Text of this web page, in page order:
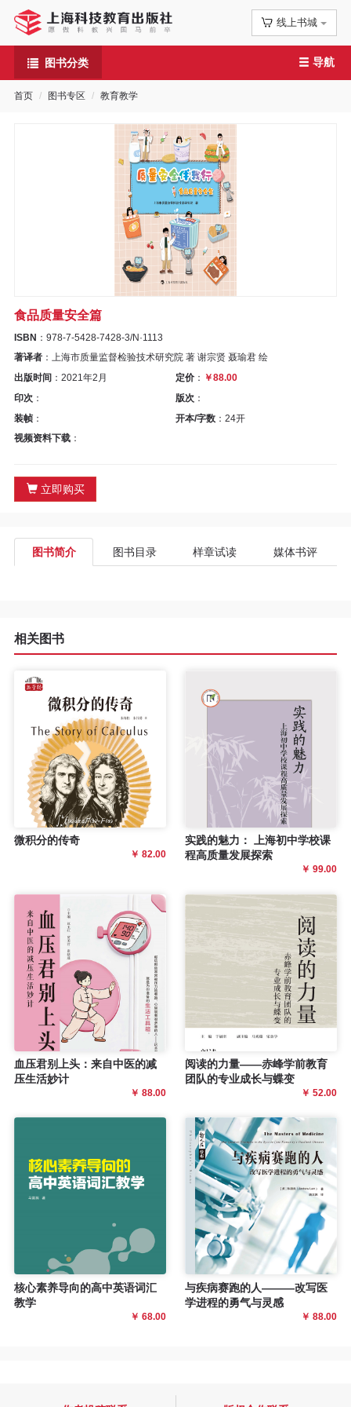
线上书城
图书分类
首
页
于
导航
首页 图书专区 教育教学
食品质量安全篇
ISBN ：978-7-5428-7428-3/N·1113
著译者 ：上海市质量监督检验技术研究院 著 谢宗贤 聂瑜君 绘
出版时间 ：2021年2月 定价： ￥88.00
印次 ： 版次：
装帧 ： 开本/字数：24开
视频资料下载 ：
立即购买
图书简介 图书目录 样章试读 媒体书评
相关图书
微积分的传奇
￥ 82.00
实践的魅力： 上海初中学校课
程高质量发展探索
￥ 99.00
血压君别上头：来自中医的减
压生活妙计
￥ 88.00
阅读的力量——赤峰学前教育
团队的专业成长与蝶变
￥ 52.00
核心素养导向的高中英语词汇
教学
￥ 68.00
与疾病赛跑的人———改写医
学进程的勇气与灵感
￥ 88.00